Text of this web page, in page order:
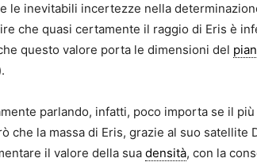
le inevitabili incertezze nella
che quasi certamente il raggio di Eris è
questo valore porta le dimensioni del
parlando, infatti, poco importa se il
la massa di Eris, grazie al suo satellite
il valore della sua densità, con la